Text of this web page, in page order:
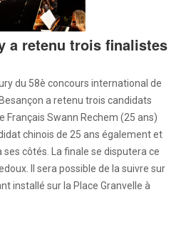
a retenu trois finalistes
du 58è concours international de
a retenu trois candidats
Français Swann Rechem (25 ans)
chinois de 25 ans également et
côtés. La finale se disputera ce
Il sera possible de la suivre sur
installé sur la Place Granvelle à